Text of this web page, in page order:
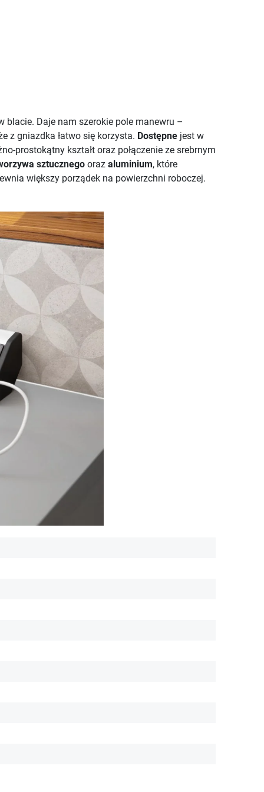
Daje nam szerokie pole manewru –
z gniazdka łatwo się korzysta. Dostępne jest w
prostokątny kształt oraz połączenie ze srebrnym
sztucznego oraz aluminium, które
większy porządek na powierzchni roboczej.